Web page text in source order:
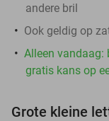
andere bril
Ook geldig op
Alleen vandaag:
gratis kans op
Grote kleine